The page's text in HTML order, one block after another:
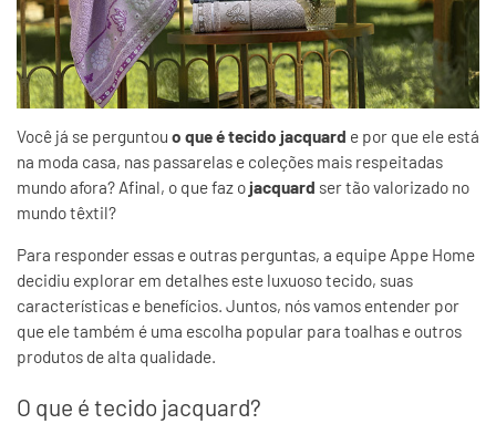
Você já se perguntou o que é tecido jacquard e por que ele está
na moda casa, nas passarelas e coleções mais respeitadas
mundo afora? Afinal, o que faz ojacquard ser tão valorizado no
mundo têxtil?
Para responder essas e outras perguntas, a equipe Appe Home
decidiu explorar em detalhes este luxuoso tecido, suas
características e benefícios. Juntos, nós vamos entender por
que ele também é uma escolha popular para toalhas e outros
produtos de alta qualidade.
O que é tecido jacquard?